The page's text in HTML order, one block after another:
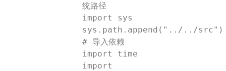
统路径
import sys
sys.path.append("../../src")
# 导入依赖
import time
import